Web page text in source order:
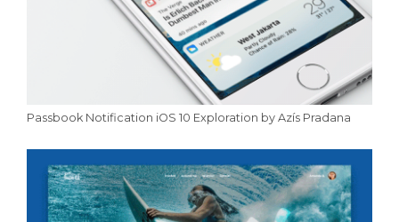
Passbook Notification iOS 10 Exploration by Azís Pradana